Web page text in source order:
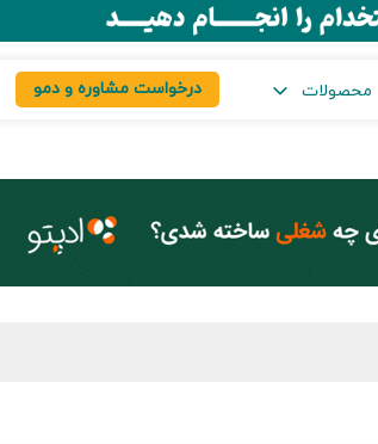
محصولات درخواست مشاوره و دمو